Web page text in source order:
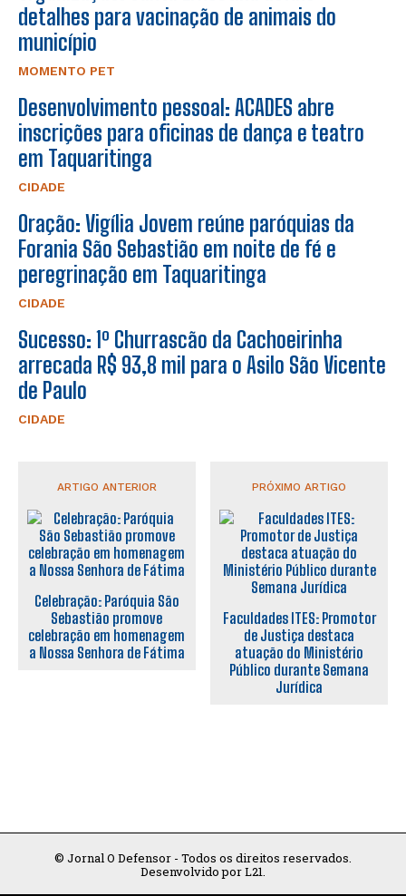
detalhes para vacinação de animais do
município
MOMENTO PET
Desenvolvimento pessoal: ACADES abre
inscrições para oficinas de dança e teatro
em Taquaritinga
CIDADE
Oração: Vigília Jovem reúne paróquias da
Forania São Sebastião em noite de fé e
peregrinação em Taquaritinga
CIDADE
Sucesso: 1º Churrascão da Cachoeirinha
arrecada R$ 93,8 mil para o Asilo São Vicente
de Paulo
CIDADE
ARTIGO ANTERIOR
Celebração: Paróquia São
Sebastião promove
celebração em homenagem
a Nossa Senhora de Fátima
PRÓXIMO ARTIGO
Faculdades ITES: Promotor
de Justiça destaca
atuação do Ministério
Público durante Semana
Jurídica
© Jornal O Defensor - Todos os direitos reservados.
Desenvolvido por L21.